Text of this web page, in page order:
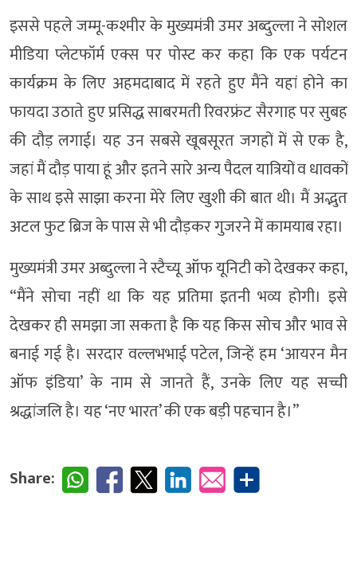
इससे पहले जम्मू-कश्मीर के मुख्यमंत्री उमर अब्दुल्ला ने सोशल
मीडिया प्लेटफॉर्म एक्स पर पोस्ट कर कहा कि एक पर्यटन
कार्यक्रम के लिए अहमदाबाद में रहते हुए मैंने यहां होने का
फायदा उठाते हुए प्रसिद्ध साबरमती रिवरफ्रंट सैरगाह पर सुबह
की दौड़ लगाई। यह उन सबसे खूबसूरत जगहों में से एक है,
जहां मैं दौड़ पाया हूं और इतने सारे अन्य पैदल यात्रियों व धावकों
के साथ इसे साझा करना मेरे लिए खुशी की बात थी। मैं अद्भुत
अटल फुट ब्रिज के पास से भी दौड़कर गुजरने में कामयाब रहा।
मुख्यमंत्री उमर अब्दुल्ला ने स्टैच्यू ऑफ यूनिटी को देखकर कहा,
“मैंने सोचा नहीं था कि यह प्रतिमा इतनी भव्य होगी। इसे
देखकर ही समझा जा सकता है कि यह किस सोच और भाव से
बनाई गई है। सरदार वल्लभभाई पटेल, जिन्हें हम ‘आयरन मैन
ऑफ इंडिया’ के नाम से जानते हैं, उनके लिए यह सच्ची
श्रद्धांजलि है। यह ‘नए भारत’ की एक बड़ी पहचान है।”
Share: